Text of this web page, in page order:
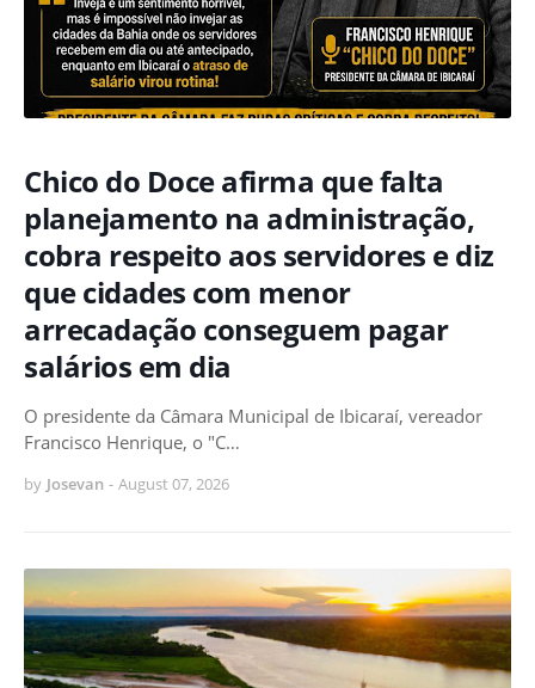
Chico do Doce afirma que falta
planejamento na administração,
cobra respeito aos servidores e diz
que cidades com menor
arrecadação conseguem pagar
salários em dia
O presidente da Câmara Municipal de Ibicaraí, vereador
Francisco Henrique, o "C…
by Josevan - August 07, 2026